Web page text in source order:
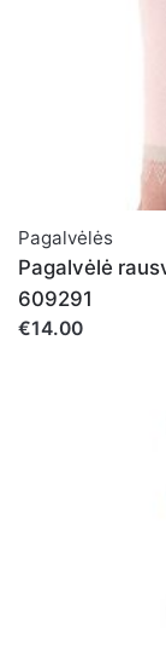
Pagalvėlės
Pagalvėlė
609291
€14.00